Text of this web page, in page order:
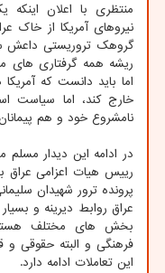
منتظری با اعلان
نیروهای آمریکا از خاک
گروهک تروریستی داعش
ریشه همه گرفتاری های
اما باید دانست که
خارج کند، اما سیاست
نامشروع خود و هم
در ادامه این دیدار
رییس هیات اعزامی عراق
پرونده ترور شهیدان
عراق روابط دیرینه و
بخش های مختلف
فرهنگی و البته حقوقی و
این تعاملات ادامه دارد.